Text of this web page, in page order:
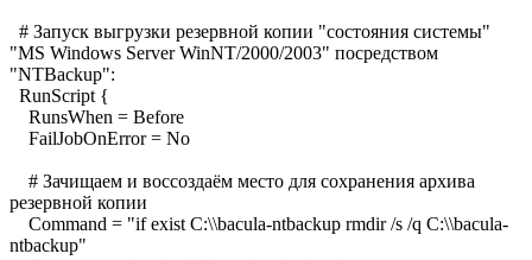
# Запуск выгрузки резервной копии "состояния системы"
"MS Windows Server WinNT/2000/2003" посредством
"NTBackup":
RunScript {
RunsWhen = Before
FailJobOnError = No
# Зачищаем и воссоздаём место для сохранения архива
резервной копии
Command = "if exist C:\\bacula-ntbackup rmdir /s /q C:\\bacula-
ntbackup"